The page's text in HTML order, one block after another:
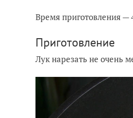
Время приготовления —
Приготовление
Лук нарезать не очень